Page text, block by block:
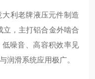
利老牌液压元件制造
立，主打铝合金外啮合
噪音、高容积效率见
润滑系统应用极广。